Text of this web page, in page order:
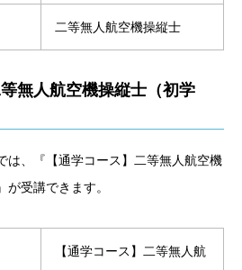
二等無人航空機操縦士
等無人航空機操縦士（初学
は、『【通学コース】二等無人航空機
受講できます。
【通学コース】二等無人航